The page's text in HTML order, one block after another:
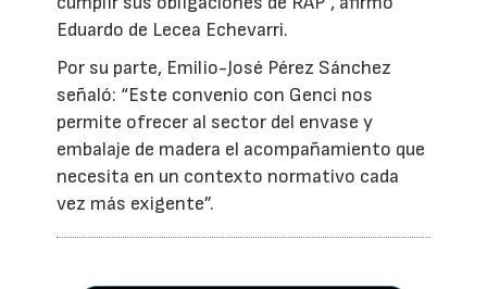
Eduardo de Lecea Echevarri.
Por su parte, Emilio-José Pérez Sánchez
señaló: “Este convenio con Genci nos
permite ofrecer al sector del envase y
embalaje de madera el acompañamiento que
necesita en un contexto normativo cada
vez más exigente”.